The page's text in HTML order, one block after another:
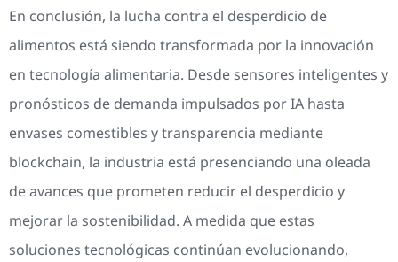
En conclusión, la lucha contra el desperdicio de
alimentos está siendo transformada por la innovación
en tecnología alimentaria. Desde sensores inteligentes y
pronósticos de demanda impulsados por IA hasta
envases comestibles y transparencia mediante
blockchain, la industria está presenciando una oleada
de avances que prometen reducir el desperdicio y
mejorar la sostenibilidad. A medida que estas
soluciones tecnológicas continúan evolucionando,